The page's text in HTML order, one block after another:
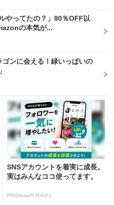
やってたの？」80％OFF以
の本気が...
ゴンに会える！緑いっぱいの
SNSアカウントを着実に成長。
実はみんなココ使ってます。
PR(Dreaw合同会社)